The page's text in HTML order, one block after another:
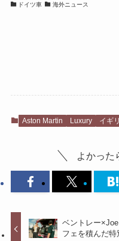
ドイツ車
海外ニュース
Aston Martin Luxury イギ
よかった
ベントレー
フェを積んだ